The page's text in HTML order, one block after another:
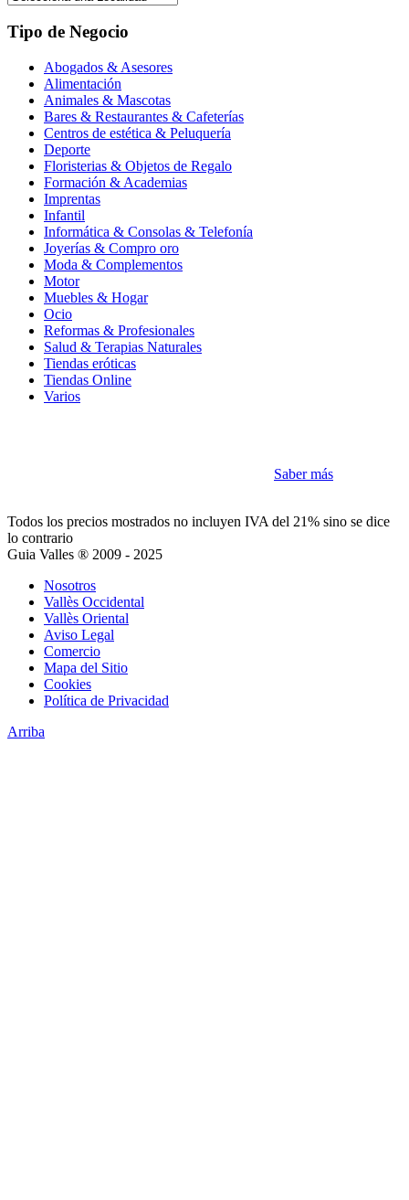
Tipo de Negocio
Abogados & Asesores
Alimentación
Animales & Mascotas
Bares & Restaurantes & Cafeterías
Centros de estética & Peluquería
Deporte
Floristerias & Objetos de Regalo
Formación & Academias
Imprentas
Infantil
Informática & Consolas & Telefonía
Joyerías & Compro oro
Moda & Complementos
Motor
Muebles & Hogar
Ocio
Reformas & Profesionales
Salud & Terapias Naturales
Tiendas eróticas
Tiendas Online
Varios
Saber más
Todos los precios mostrados no incluyen IVA del 21% sino se dice
lo contrario
Guia Valles ® 2009 - 2025
Nosotros
Vallès Occidental
Vallès Oriental
Aviso Legal
Comercio
Mapa del Sitio
Cookies
Política de Privacidad
Arriba